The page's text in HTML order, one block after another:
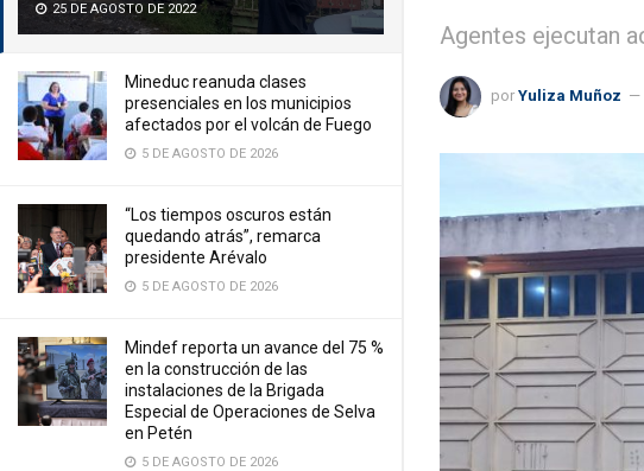
25 DE AGOSTO DE 2022
Mineduc reanuda clases
presenciales en los municipios
afectados por el volcán de Fuego
5 DE AGOSTO DE 2026
“Los tiempos oscuros están
quedando atrás”, remarca
presidente Arévalo
5 DE AGOSTO DE 2026
Mindef reporta un avance del 75 %
en la construcción de las
instalaciones de la Brigada
Especial de Operaciones de Selva
en Petén
5 DE AGOSTO DE 2026
Agentes ejecutan
por Yuliza Muñoz